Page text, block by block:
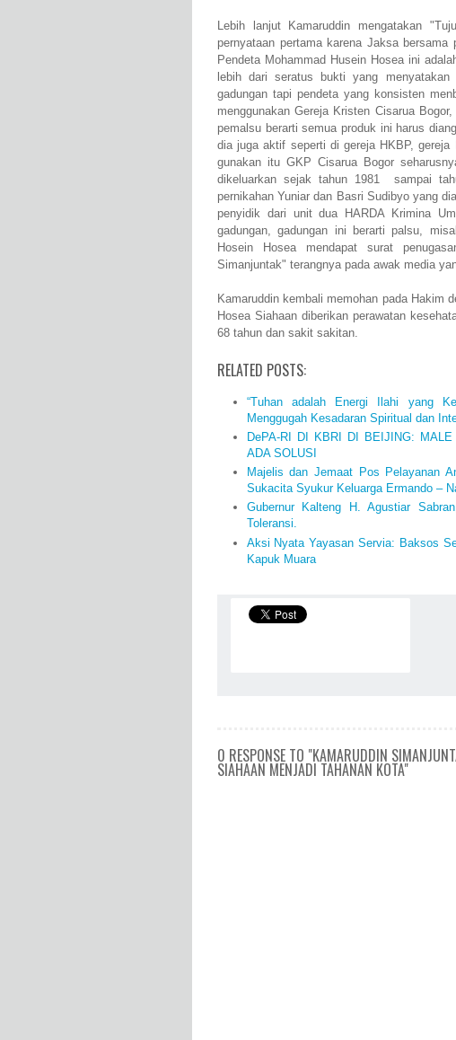
Lebih lanjut Kamaruddin mengatakan "
pernyataan pertama karena Jaksa
Pendeta Mohammad Husein Hosea ini
lebih dari seratus bukti yang menyatakan
gadungan tapi pendeta yang konsisten
menggunakan Gereja Kristen Cisarua
pemalsu berarti semua produk ini harus
dia juga aktif seperti di gereja HKBP,
gunakan itu GKP Cisarua Bogor
dikeluarkan sejak tahun 1981
sampai
pernikahan Yuniar dan Basri Sudibyo yang
penyidik dari unit dua HARDA Krimina
gadungan, gadungan ini berarti palsu,
Hosein Hosea mendapat surat
Simanjuntak" terangnya pada awak media
Kamaruddin kembali memohan pada Hakim
Hosea Siahaan diberikan perawatan
68 tahun dan sakit sakitan.
RELATED POSTS:
“Tuhan adalah Energi Ilahi yang
Menggugah Kesadaran Spiritual dan
DePA-RI DI KBRI DI BEIJING:
ADA SOLUSI
Majelis dan Jemaat Pos Pelayanan
Sukacita Syukur Keluarga Ermando –
Gubernur Kalteng H. Agustiar
Toleransi.
Aksi Nyata Yayasan Servia: Baksos
Kapuk Muara
0 RESPONSE TO "KAMARUDDIN
SIAHAAN MENJADI TAHANAN KOTA"